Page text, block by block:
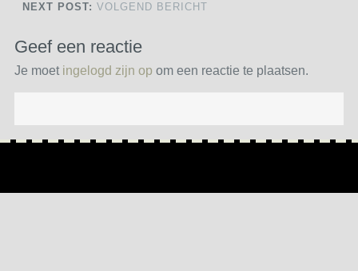
NEXT POST: VOLGEND BERICHT
Geef een reactie
Je moet ingelogd zijn op om een reactie te plaatsen.